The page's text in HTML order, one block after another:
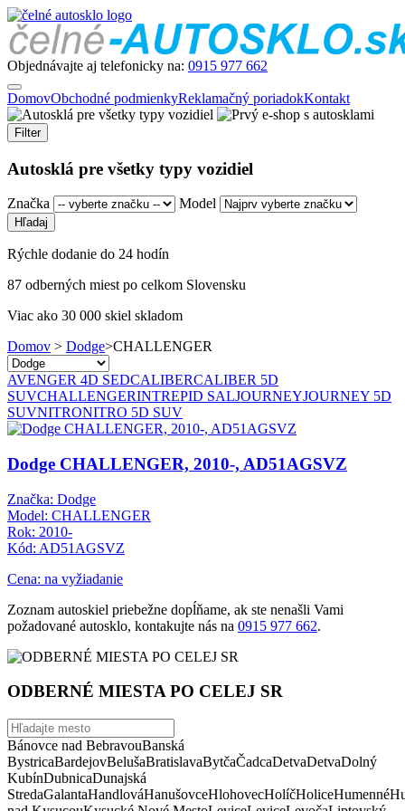
Objednávajte aj telefonicky na: 0915 977 662
DomovObchodné podmienkyReklamačný poriadokKontakt
Filter
Autosklá pre všetky typy vozidiel
Značka Model
Rýchle dodanie do 24 hodín
87 odberných miest po celkom Slovensku
Viac ako 30 000 skiel skladom
Domov > Dodge>CHALLENGER
AVENGER 4D SEDCALIBERCALIBER 5D
SUVCHALLENGERINTREPID SALJOURNEYJOURNEY 5D
SUVNITRONITRO 5D SUV
Dodge CHALLENGER, 2010-, AD51AGSVZ
Značka: Dodge
Model: CHALLENGER
Rok: 2010-
Kód: AD51AGSVZ
Cena: na vyžiadanie
Zoznam autoskiel priebežne dopĺňame, ak ste nenašli Vami
požadované autosklo, kontakujte nás na 0915 977 662.
ODBERNÉ MIESTA PO CELEJ SR
Bánovce nad BebravouBanská
BystricaBardejovBelušaBratislavaBytčaČadcaDetvaDetvaDolný
KubínDubnicaDunajská
StredaGalantaHandlováHanušovceHlohovecHolíčHoliceHumenné